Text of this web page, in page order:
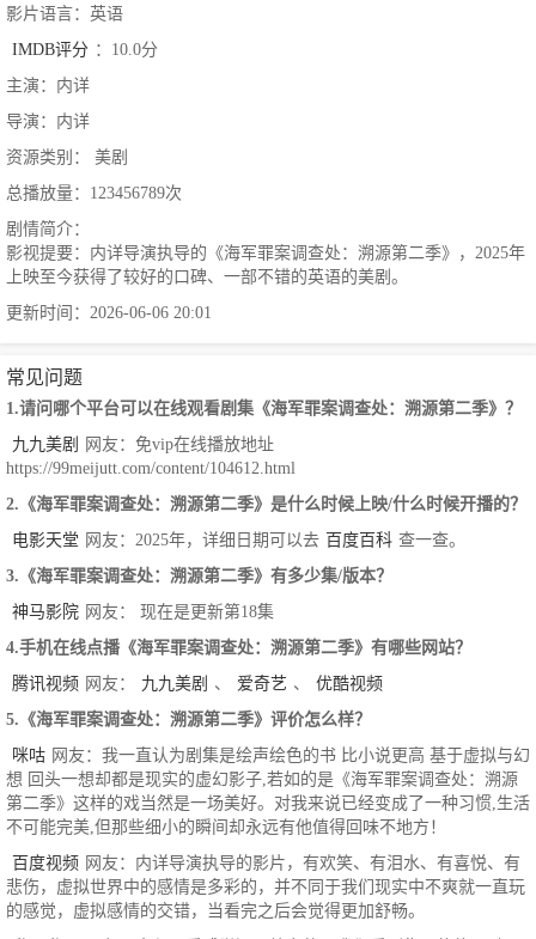
影片语言：英语
IMDB评分 ：10.0分
主演：内详
导演：内详
资源类别： 美剧
总播放量：123456789次
剧情简介：
影视提要：内详导演执导的《海军罪案调查处：溯源第二季》，2025年
上映至今获得了较好的口碑、一部不错的英语的美剧。
更新时间：2026-06-06 20:01
常见问题
1.请问哪个平台可以在线观看剧集《海军罪案调查处：溯源第二季》？
九九美剧
网友：免vip在线播放地址
https://99meijutt.com/content/104612.html
2.《海军罪案调查处：溯源第二季》是什么时候上映/什么时候开播的？
电影天堂 网友：2025年，详细日期可以去 百度百科 查一查。
3.《海军罪案调查处：溯源第二季》有多少集/版本？
神马影院 网友： 现在是更新第18集
4.手机在线点播《海军罪案调查处：溯源第二季》有哪些网站？
腾讯视频 网友： 九九美剧 、 爱奇艺 、
优酷视频
5.《海军罪案调查处：溯源第二季》评价怎么样？
咪咕 网友：我一直认为剧集是绘声绘色的书 比小说更高 基于虚拟与幻
想 回头一想却都是现实的虚幻影子,若如的是《海军罪案调查处：溯源
第二季》这样的戏当然是一场美好。对我来说已经变成了一种习惯,生活
不可能完美,但那些细小的瞬间却永远有他值得回味不地方！
百度视频 网友：内详导演执导的影片，有欢笑、有泪水、有喜悦、有
悲伤，虚拟世界中的感情是多彩的，并不同于我们现实中不爽就一直玩
的感觉，虚拟感情的交错，当看完之后会觉得更加舒畅。